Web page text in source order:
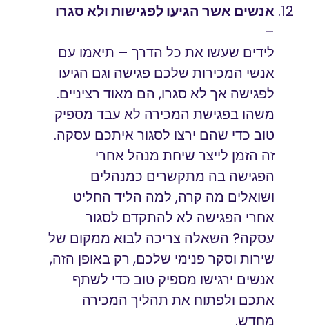
אנשים אשר הגיעו לפגישות ולא סגרו
–
לידים שעשו את כל הדרך – תיאמו עם
אנשי המכירות שלכם פגישה וגם הגיעו
לפגישה אך לא סגרו, הם מאוד רציניים.
משהו בפגישת המכירה לא עבד מספיק
טוב כדי שהם ירצו לסגור איתכם עסקה.
זה הזמן לייצר שיחת מנהל אחרי
הפגישה בה מתקשרים כמנהלים
ושואלים מה קרה, למה הליד החליט
אחרי הפגישה לא להתקדם לסגור
עסקה? השאלה צריכה לבוא ממקום של
שירות וסקר פנימי שלכם, רק באופן הזה,
אנשים ירגישו מספיק טוב כדי לשתף
אתכם ולפתוח את תהליך המכירה
מחדש.